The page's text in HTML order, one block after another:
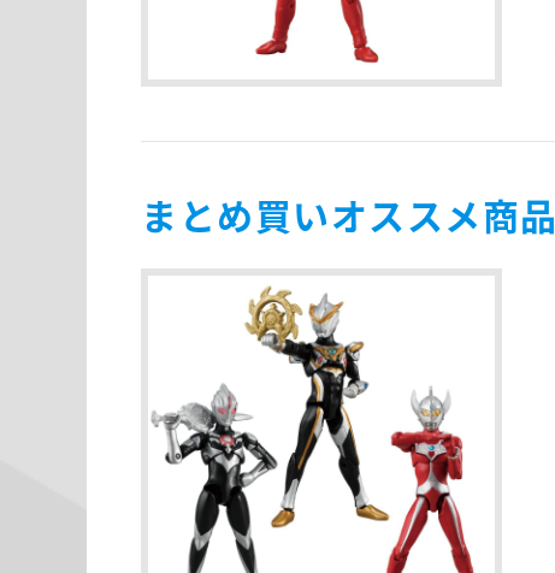
まとめ買いオススメ商品